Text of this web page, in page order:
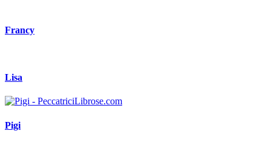
Francy
Lisa
Pigi